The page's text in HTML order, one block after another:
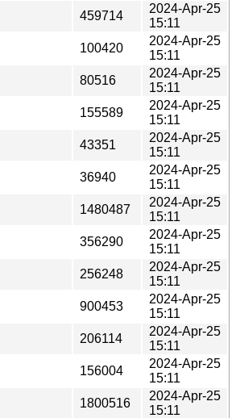
459714
2024-Apr-25
15:11
100420
2024-Apr-25
15:11
80516
2024-Apr-25
15:11
155589
2024-Apr-25
15:11
43351
2024-Apr-25
15:11
36940
2024-Apr-25
15:11
1480487
2024-Apr-25
15:11
356290
2024-Apr-25
15:11
256248
2024-Apr-25
15:11
900453
2024-Apr-25
15:11
206114
2024-Apr-25
15:11
156004
2024-Apr-25
15:11
1800516
2024-Apr-25
15:11